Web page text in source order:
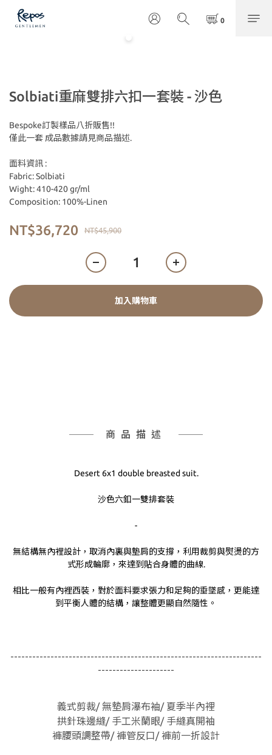
Solbiati重麻雙排六扣一套裝 - 沙色
Bespoke訂製樣品八折販售!!
僅此一套 成品數據請見商品描述.
面料資訊 :
Fabric: Solbiati
Wight: 410-420 gr/ml
Composition: 100%-Linen
NT$45,900
NT$36,720
加入購物車
商品描述
Desert 6x1 double breasted suit.
沙色六釦一雙排套裝
-
無結構無內裡設計，取消內裏與墊肩的支撐，利用裁剪與熨燙的方
式形成輪廓，來達到貼合身體的曲線.
相比一般有內裡西裝，對於面料要求張力和足夠的垂墜感，更能達
到平衡人體的結構，讓整體更顯自然隨性。
---------------------------------------------------------------------
---------------------
義式剪裁/ 無墊肩瀑布袖/ 夏季半內裡
拱針珠邊縫/ 手工米蘭眼/ 手縫真開袖
褲腰頭調整帶/ 褲管反口/ 褲前一折設計